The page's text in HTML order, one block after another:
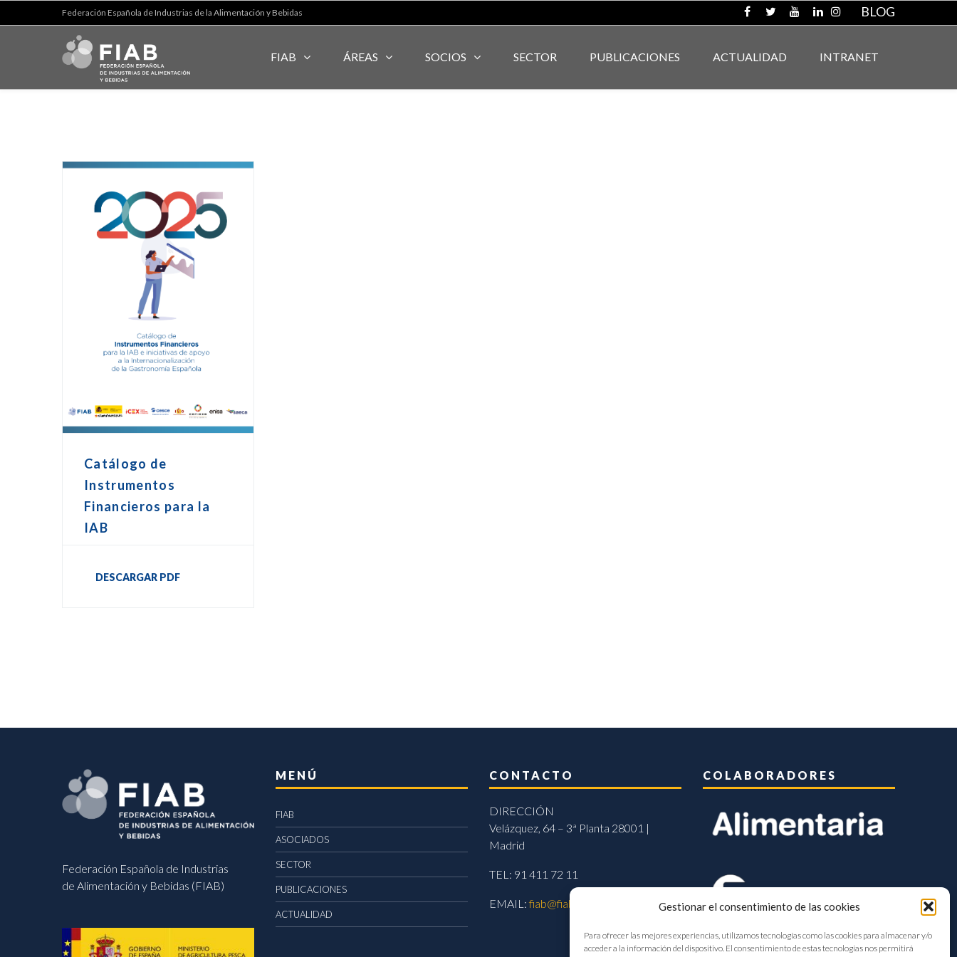
Gestionar el consentimiento de las cookies
Para ofrecer las mejores experiencias, utilizamos tecnologías como las cookies para almacenar y/o
acceder a la información del dispositivo. El consentimiento de estas tecnologías nos permitirá
Federación Española de Industrias de la Alimentación y Bebidas BLOG
FIAB ÁREAS SOCIOS SECTOR PUBLICACIONES ACTUALIDAD INTRANET
Catálogo de
Instrumentos
Financieros para la
IAB
DESCARGAR PDF
Federación Española de Industrias
de Alimentación y Bebidas (FIAB)
MENÚ
FIAB
ASOCIADOS
SECTOR
PUBLICACIONES
ACTUALIDAD
CONTACTO
DIRECCIÓN
Velázquez, 64 – 3ª Planta 28001 |
Madrid
TEL: 91 411 72 11
EMAIL:fiab@fiab.es
COLABORADORES